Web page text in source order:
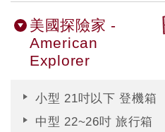
美國探險家 -
American
Explorer
小型 21吋以下 登機箱
中型 22~26吋 旅行箱